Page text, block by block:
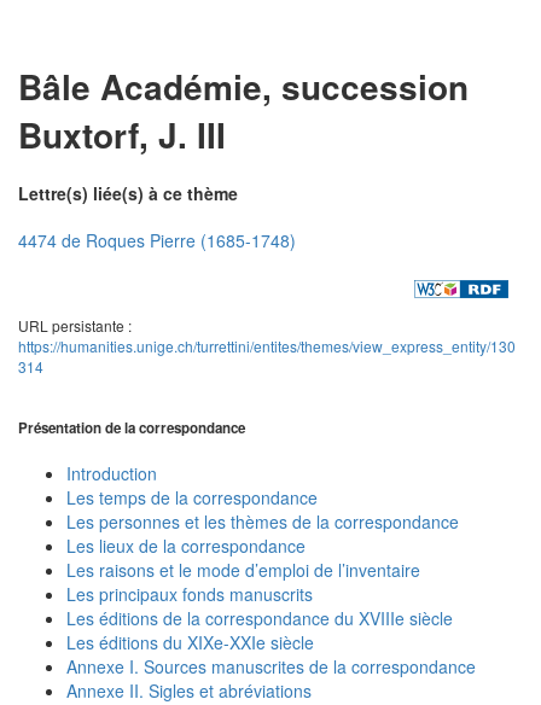
Bâle Académie, succession
Buxtorf, J. III
Lettre(s) liée(s) à ce thème
4474 de Roques Pierre (1685-1748)
URL persistante :
https://humanities.unige.ch/turrettini/entites/themes/view_express_entity/130
314
Présentation de la correspondance
Introduction
Les temps de la correspondance
Les personnes et les thèmes de la correspondance
Les lieux de la correspondance
Les raisons et le mode d’emploi de l’inventaire
Les principaux fonds manuscrits
Les éditions de la correspondance du XVIIIe siècle
Les éditions du XIXe-XXIe siècle
Annexe I. Sources manuscrites de la correspondance
Annexe II. Sigles et abréviations